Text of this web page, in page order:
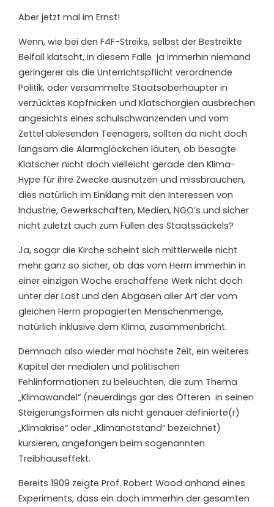
Aber jetzt mal im Ernst!
Wenn, wie bei den F4F-Streiks, selbst der Bestreikte
Beifall klatscht, in diesem Falle ja immerhin niemand
geringerer als die Unterrichtspflicht verordnende
Politik, oder versammelte Staatsoberhäupter in
verzücktes Kopfnicken und Klatschorgien ausbrechen
angesichts eines schulschwänzenden und vom
Zettel ablesenden Teenagers, sollten da nicht doch
langsam die Alarmglöckchen läuten, ob besagte
Klatscher nicht doch vielleicht gerade den Klima-
Hype für ihre Zwecke ausnutzen und missbrauchen,
dies natürlich im Einklang mit den Interessen von
Industrie, Gewerkschaften, Medien, NGO’s und sicher
nicht zuletzt auch zum Füllen des Staatssäckels?
Ja, sogar die Kirche scheint sich mittlerweile nicht
mehr ganz so sicher, ob das vom Herrn immerhin in
einer einzigen Woche erschaffene Werk nicht doch
unter der Last und den Abgasen aller Art der vom
gleichen Herrn propagierten Menschenmenge,
natürlich inklusive dem Klima, zusammenbricht.
Demnach also wieder mal höchste Zeit, ein weiteres
Kapitel der medialen und politischen
Fehlinformationen zu beleuchten, die zum Thema
„Klimawandel“ (neuerdings gar des Öfteren in seinen
Steigerungsformen als nicht genauer definierte(r)
„Klimakrise“ oder „Klimanotstand“ bezeichnet)
kursieren, angefangen beim sogenannten
Treibhauseffekt.
Bereits 1909 zeigte Prof. Robert Wood anhand eines
Experiments, dass ein doch immerhin der gesamten